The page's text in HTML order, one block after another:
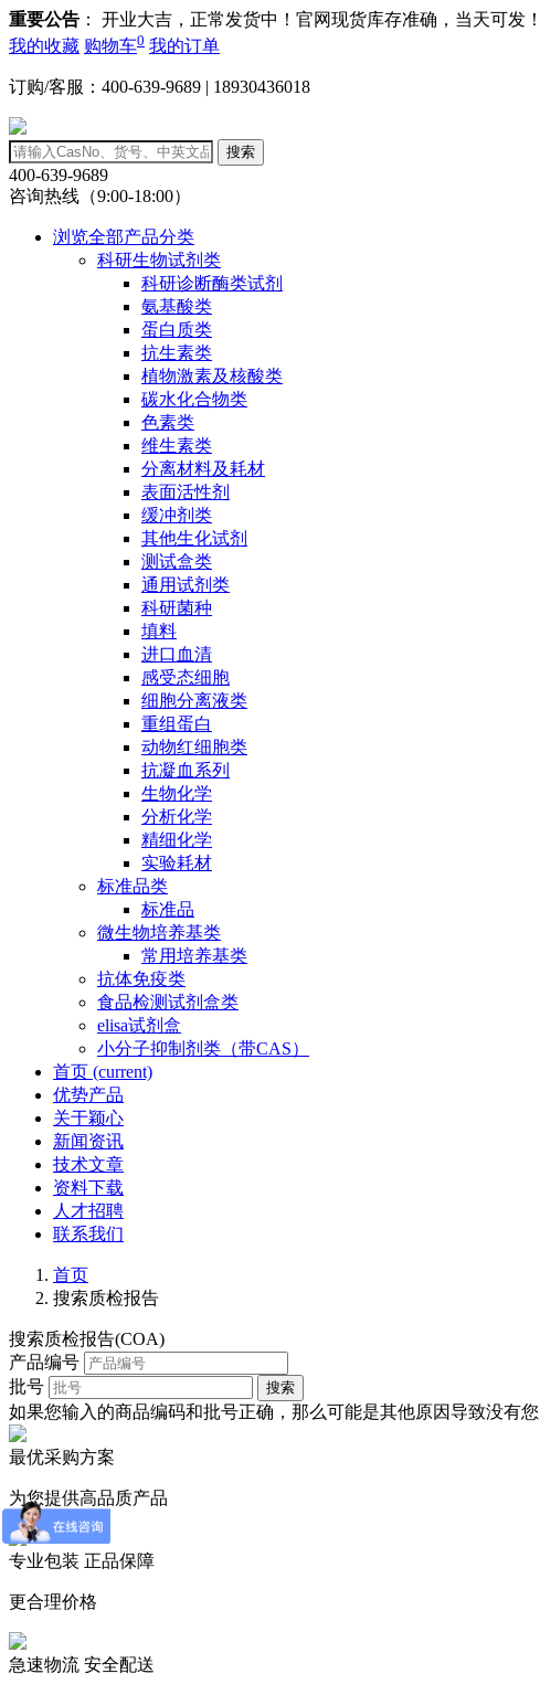
重要公告 ： 开业大吉，正常发货中！官网现货库存准确，当天可发
我的收藏 购物车0 我的订单
订购/客服：400-639-9689 | 18930436018
搜索
400-639-9689
咨询热线（9:00-18:00）
浏览全部产品分类
科研生物试剂类
科研诊断酶类试剂
氨基酸类
蛋白质类
抗生素类
植物激素及核酸类
碳水化合物类
色素类
维生素类
分离材料及耗材
表面活性剂
缓冲剂类
其他生化试剂
测试盒类
通用试剂类
科研菌种
填料
进口血清
感受态细胞
细胞分离液类
重组蛋白
动物红细胞类
抗凝血系列
生物化学
分析化学
精细化学
实验耗材
标准品类
标准品
微生物培养基类
常用培养基类
抗体免疫类
食品检测试剂盒类
elisa试剂盒
小分子抑制剂类（带CAS）
首页 (current)
优势产品
关于颖心
新闻资讯
技术文章
资料下载
人才招聘
联系我们
首页
搜索质检报告
搜索质检报告(COA)
产品编号
批号
搜索
如果您输入的商品编码和批号正确，那么可能是其他原因导致没有
最优采购方案
为您提供高品质产品
专业包装 正品保障
更合理价格
急速物流 安全配送